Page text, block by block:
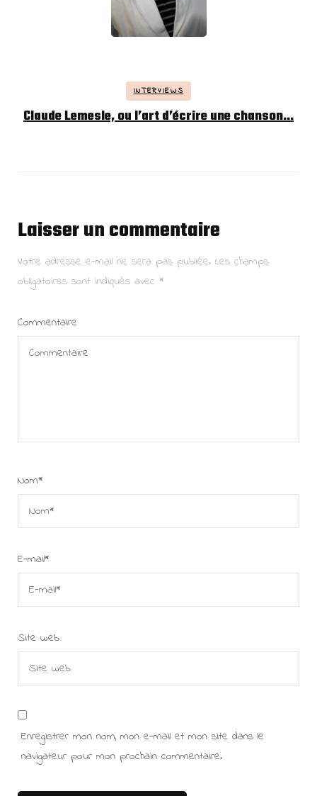
INTERVIEWS
Claude Lemesle, ou l’art d’écrire une chanson…
Laisser un commentaire
Votre adresse e-mail ne sera pas publiée. Les champs
obligatoires sont indiqués avec *
Commentaire
Nom*
E-mail*
Site web
Enregistrer mon nom, mon e-mail et mon site dans le
navigateur pour mon prochain commentaire.